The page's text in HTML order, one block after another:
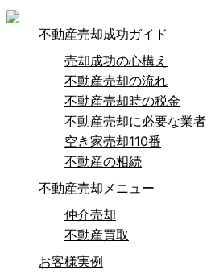
不動産売却成功ガイド
売却成功の心構え
不動産売却の流れ
不動産売却時の税金
不動産売却に必要な業者
空き家売却110番
不動産の相続
不動産売却メニュー
仲介売却
不動産買取
お客様実例